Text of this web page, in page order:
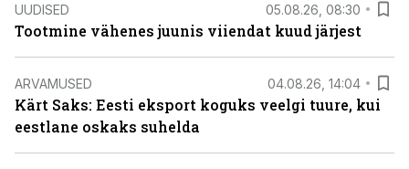
UUDISED 05.08.26, 08:30
Tootmine vähenes juunis viiendat kuud järjest
ARVAMUSED 04.08.26, 14:04
Kärt Saks: Eesti eksport koguks veelgi tuure, kui
eestlane oskaks suhelda